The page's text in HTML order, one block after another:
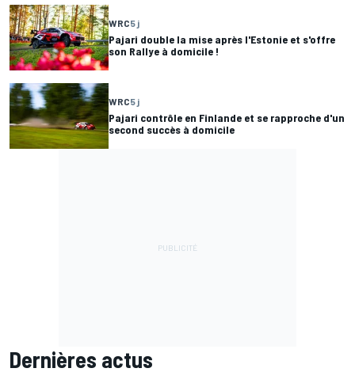
WRC5 j
Pajari double la mise après l'Estonie et s'offre
son Rallye à domicile !
WRC5 j
Pajari contrôle en Finlande et se rapproche d'un
second succès à domicile
Dernières actus